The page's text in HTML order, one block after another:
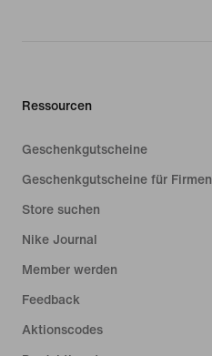
Ressourcen
Geschenkgutscheine
Geschenkgutscheine für Firmen
Store suchen
Nike Journal
Member werden
Feedback
Aktionscodes